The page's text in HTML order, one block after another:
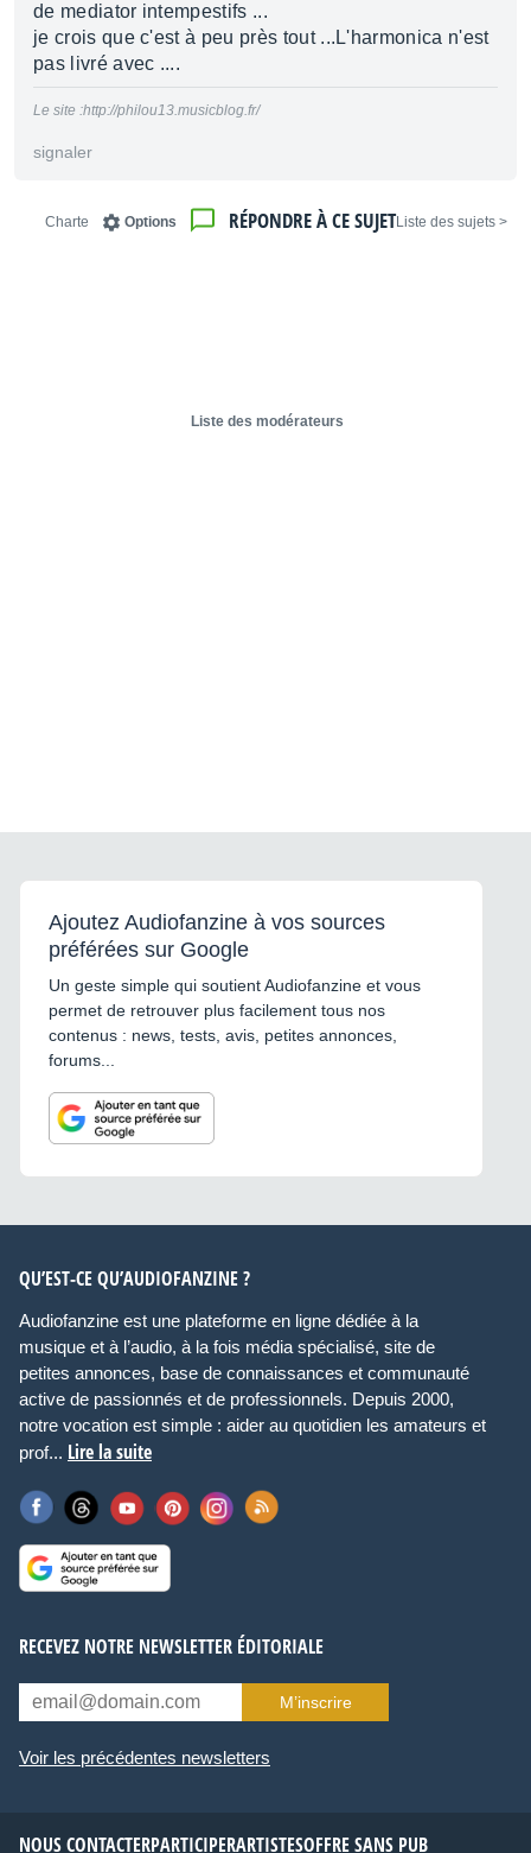
de mediator intempestifs ...
je crois que c'est à peu près tout ...L'harmonica n'est
pas livré avec ....
Le site :http://philou13.musicblog.fr/
signaler
< Liste des sujets
RÉPONDRE À CE SUJET
Options
Charte
Liste des modérateurs
Ajoutez Audiofanzine à vos sources
préférées sur Google
Un geste simple qui soutient Audiofanzine et vous
permet de retrouver plus facilement tous nos
contenus : news, tests, avis, petites annonces,
forums...
QU’EST-CE QU’AUDIOFANZINE ?
Audiofanzine est une plateforme en ligne dédiée à la
musique et à l’audio, à la fois média spécialisé, site de
petites annonces, base de connaissances et communauté
active de passionnés et de professionnels. Depuis 2000,
notre vocation est simple : aider au quotidien les amateurs et
prof... Lire la suite
RECEVEZ NOTRE NEWSLETTER ÉDITORIALE
M’inscrire
Voir les précédentes newsletters
NOUS CONTACTERPARTICIPERARTISTESOFFRE SANS PUB